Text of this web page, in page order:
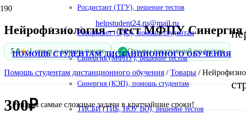
helpstudent24.ru@mail.ru
ПОМОЩЬ СТУДЕНТАМ ДИСТАНЦИОННОГО ОБУЧЕНИЯ
Решаем самые сложные задачи в кратчайшие сроки!
Росдистант (ТГУ), решение тестов
Роспросвет (СДО), помощь студентам
Синергия (МФПУ), решение тестов
Синергия (КЭП), помощь студентам
ТИСБИ (ТИБ, НОУ ВО), решение тестов
Нейрофизиология – тест МФПУ Синергия
5.0★•1 отзыв о данном товаре ✓ Отзывы покупателей по тестам
Помощь студентам дистанционного обучения /Товары /
300₽